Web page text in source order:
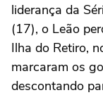
liderança da
(17), o Leão
Ilha do Retiro,
marcaram os
descontando